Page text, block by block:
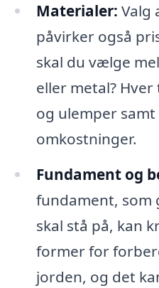
Materialer: Valg
påvirker også
skal du vælge
eller metal?
og ulemper
omkostninger.
Fundament og
fundament, som
skal stå på, kan
former for
jorden, og det